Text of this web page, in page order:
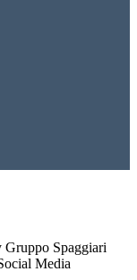
Gruppo Spaggiari
Media